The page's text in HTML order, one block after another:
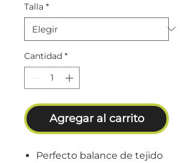
Talla *
Cantidad *
Agregar al carrito
Perfecto balance de tejido